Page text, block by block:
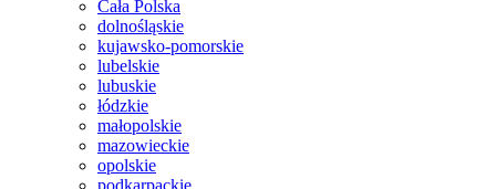
Cała Polska
dolnośląskie
kujawsko-pomorskie
lubelskie
lubuskie
łódzkie
małopolskie
mazowieckie
opolskie
podkarpackie